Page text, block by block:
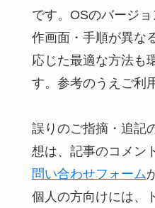
です。OSのバージ
作画面・手順が異な
応じた最適な方法も
す。参考のうえご利
誤りのご指摘・追記
想は、記事のコメン
問い合わせフォーム
個人の方向けには、